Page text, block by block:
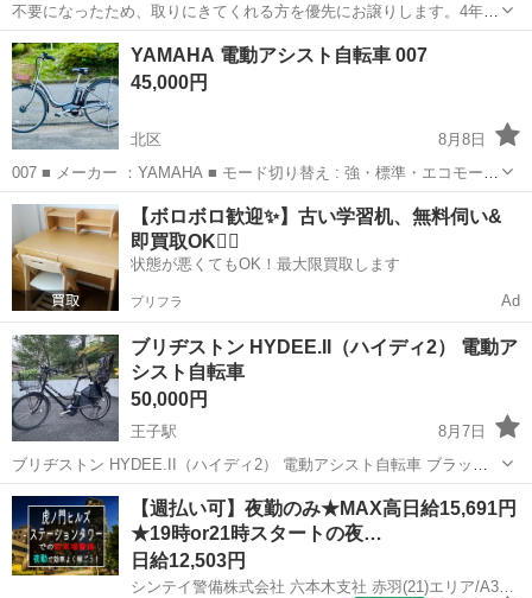
不要になったため、取りにきてくれる方を優先にお譲りします。4年ほ
ど使っており、相当使用感はありますので、ご理解ください。
東京 北区 その他
YAMAHA 電動アシスト自転車 007
45,000円
北区
8月8日
007 ■ メーカー ：YAMAHA ■ モード切り替え : 強・標準・エコモード
■ タイヤ : 26インチ ■ ギア ...
東京 北区 電動アシスト自転車 防犯登録
【ボロボロ歓迎✨】古い学習机、無料伺い&
即買取OK🙆‍♀️
状態が悪くてもOK！最大限買取します
プリフラ Ad
ブリヂストン HYDEE.II（ハイディ2） 電動ア
シスト自転車
50,000円
王子駅
8月7日
ブリヂストン HYDEE.II（ハイディ2） 電動アシスト自転車 ブラック
2018年1月購入。 2022年5月に12.3Ahバッテリーへ交換済み。 (長押し
自己診断は2) 後輪のホイールごとタイヤ交換済み。 現在も問題...
東京 北区 王子駅 クロスバイク
【週払い可】夜勤のみ★MAX高日給15,691円
★19時or21時スタートの夜…
日給12,503円
シンテイ警備株式会社 六本木支社 赤羽(21)エリア/A3203200117